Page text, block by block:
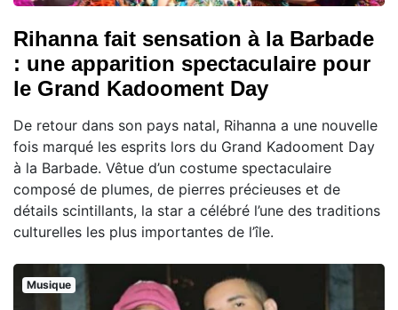
Rihanna fait sensation à la Barbade
: une apparition spectaculaire pour
le Grand Kadooment Day
De retour dans son pays natal, Rihanna a une nouvelle
fois marqué les esprits lors du Grand Kadooment Day
à la Barbade. Vêtue d’un costume spectaculaire
composé de plumes, de pierres précieuses et de
détails scintillants, la star a célébré l’une des traditions
culturelles les plus importantes de l’île.
Musique